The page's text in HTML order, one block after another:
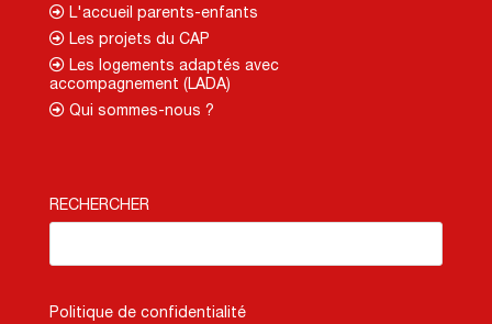
L'accueil parents-enfants
Les projets du CAP
Les logements adaptés avec
accompagnement (LADA)
Qui sommes-nous ?
RECHERCHER
Politique de confidentialité